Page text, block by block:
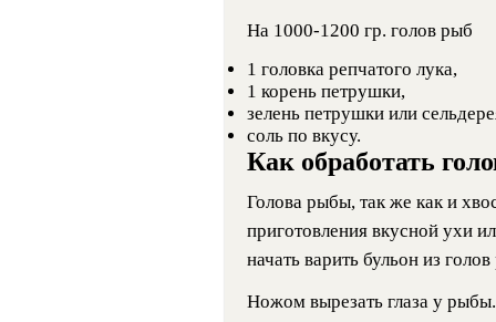
На 1000-1200 гр. голов рыб
1 головка репчатого лука,
1 корень петрушки,
зелень петрушки или
соль по вкусу.
Как обработать
Голова рыбы, так же как и
приготовления вкусной ухи
начать варить бульон из
Ножом вырезать глаза у рыбы.